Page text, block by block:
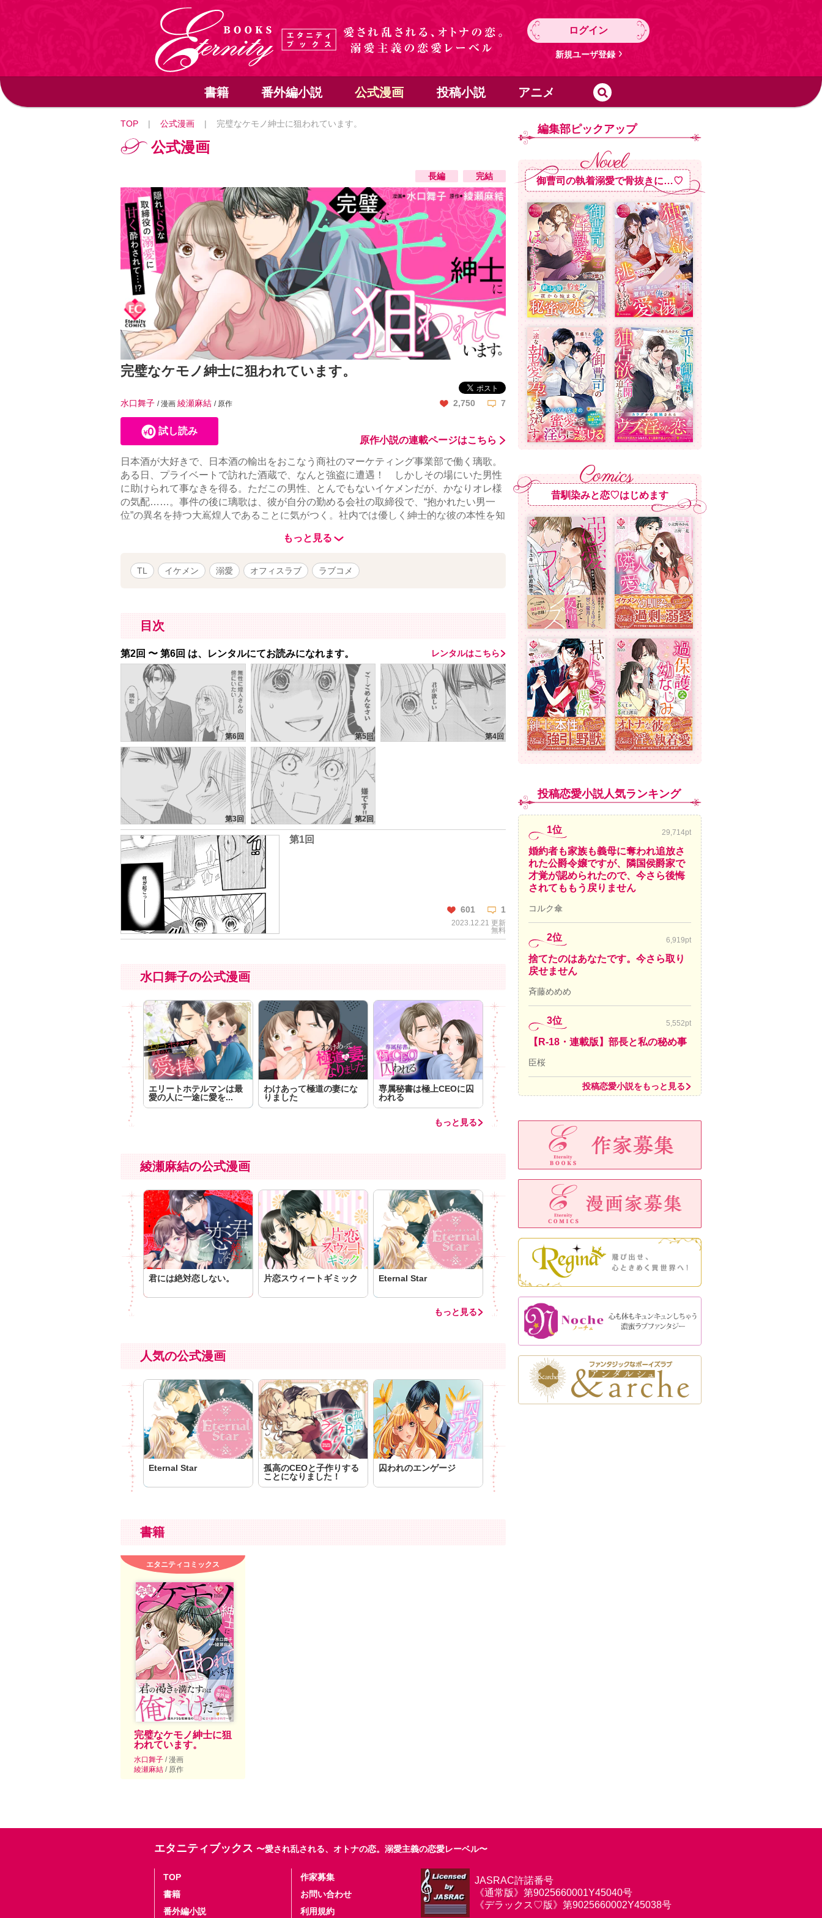
ログイン
新規ユーザ登録
書籍 番外編小説 公式漫画 投稿小説 アニメ
TOP | 公式漫画 | 完璧なケモノ紳士に狙われています。
公式漫画
長編 完結
完璧なケモノ紳士に狙われています。
水口舞子 / 漫画 綾瀬麻結 / 原作 2,750 7
試し読み
原作小説の連載ページはこちら
日本酒が大好きで、日本酒の輸出をおこなう商社のマーケティング事業部で働く璃歌。
ある日、プライベートで訪れた酒蔵で、なんと強盗に遭遇！ しかしその場にいた男性
に助けられて事なきを得る。ただこの男性、とんでもないイケメンだが、かなりオレ様
の気配……。事件の後に璃歌は、彼が自分の勤める会社の取締役で、“抱かれたい男一
位”の異名を持つ大嶌煌人であることに気がつく。社内では優しく紳士的な彼の本性を知
に煌人は興味を持ったらしく、ぐいぐいと近づいてきて……
もっと見る
TL イケメン 溺愛 オフィスラブ ラブコメ
目次
第2回 〜 第6回 は、レンタルにてお読みになれます。 レンタルはこちら
第6回 第5回 第4回
第3回 第2回
第1回
601 1
2023.12.21 更新
無料
この話を読む
コメントを見る
水口舞子の公式漫画
エリートホテルマンは最
愛の人に一途に愛を...
わけあって極道の妻にな
りました
専属秘書は極上CEOに囚
われる
もっと見る
綾瀬麻結の公式漫画
君には絶対恋しない。 片恋スウィートギミック Eternal Star
もっと見る
人気の公式漫画
Eternal Star
孤高のCEOと子作りする
ことになりました！
囚われのエンゲージ
書籍
エタニティコミックス
完璧なケモノ紳士に狙
われています。
水口舞子 / 漫画
綾瀬麻結 / 原作
編集部ピックアップ
御曹司の執着溺愛で骨抜きに…♡
昔馴染みと恋♡はじめます
投稿恋愛小説人気ランキング
1位 29,714pt
婚約者も家族も義母に奪われ追放さ
れた公爵令嬢ですが、隣国侯爵家で
才覚が認められたので、今さら後悔
されてももう戻りません
コルク傘
2位 6,919pt
捨てたのはあなたです。今さら取り
戻せません
斉藤めめめ
3位 5,552pt
【R-18・連載版】部長と私の秘め事
臣桜
投稿恋愛小説をもっと見る
エタニティブックス 〜愛され乱される、オトナの恋。溺愛主義の恋愛レーベル〜
TOP
書籍
番外編小説
作家募集
お問い合わせ
利用規約
JASRAC許諾番号
《通常版》第9025660001Y45040号
《デラックス♡版》第9025660002Y45038号